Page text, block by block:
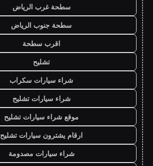
سطحة غرب الرياض
سطحة جنوب الرياض
اقرب سطحة
تشليح
شراء سيارات سكراب
شراء سيارات تشليح
موقع شراء سيارات تشليح
ارقام يشترون سيارات تشليح
شراء سيارات مصدومة